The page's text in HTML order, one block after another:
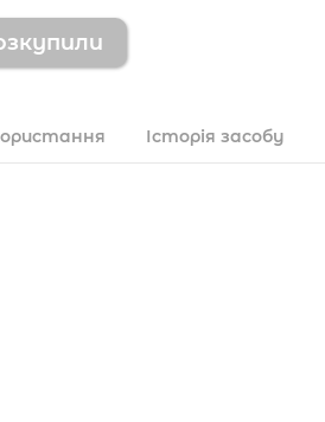
Історія засобу